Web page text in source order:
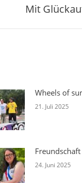
Mit
Wheels of
21. Juli 2025
24. Juni 2025